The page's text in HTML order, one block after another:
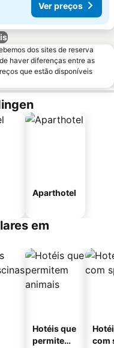
Ver preços
dos sites de reserva
haver diferenças entre as
que estão disponíveis
Aparthotel
em
Hotéis que
permitem
com